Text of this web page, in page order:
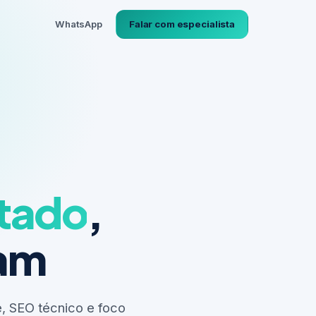
WhatsApp Falar com especialista
,
SEO técnico e foco